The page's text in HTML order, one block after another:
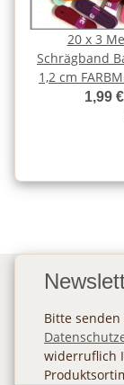
20 x 3
Schrägband
1,2 cm
1,99 €
Bitte
widerruflich